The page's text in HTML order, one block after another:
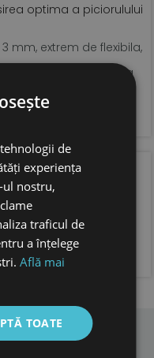
optima a piciorulului
mm, extrem de flexibila,
pentru o fixare optima
cu spatiu suficient
TA
de
experiența
ul nostru,
traficul de
a înțelege
Află mai
TOATE